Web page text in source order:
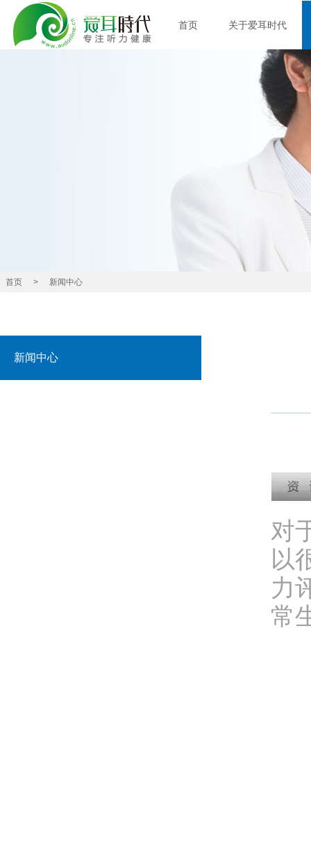
首页 关于爱耳时代
首页 > 新闻中心
新闻中心
对
以
力
常